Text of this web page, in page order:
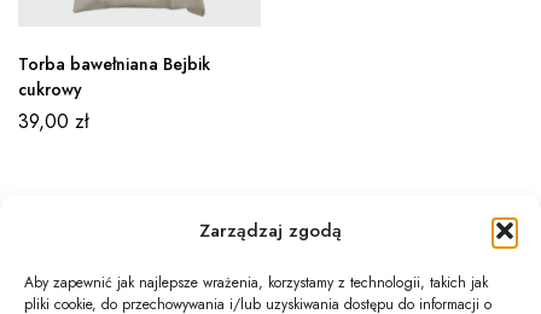
Zarządzaj zgodą
Aby zapewnić jak najlepsze wrażenia, korzystamy z technologii, takich jak
pliki cookie, do przechowywania i/lub uzyskiwania dostępu do informacji o
Torba bawełniana Bejbik
cukrowy
39,00 zł